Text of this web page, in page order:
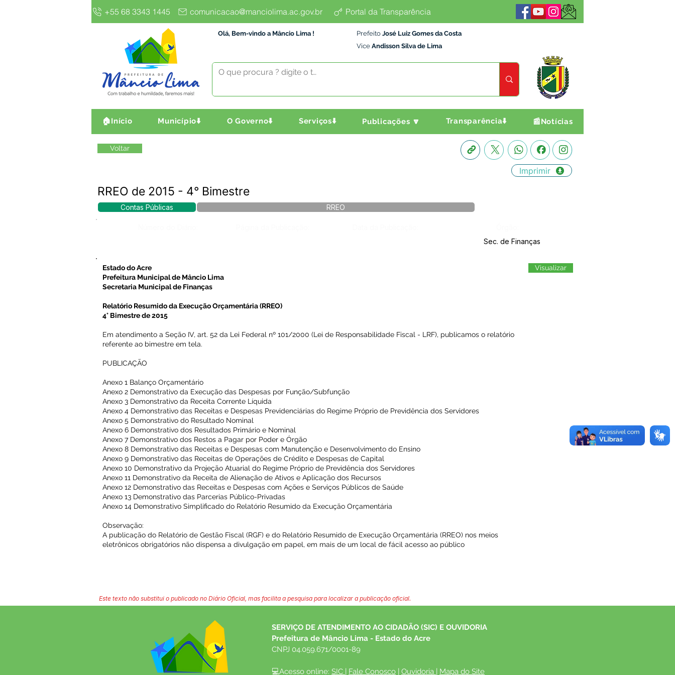
+55 68 3343 1445 comunicacao@manciolima.ac.gov.br Portal da Transparência
Olá, Bem-vindo a Mâncio Lima ! Prefeito José Luiz Gomes da Costa
Vice Andisson Silva de Lima
🏠Início Município⬇️ O Governo⬇️ Serviços⬇️ Publicações 🔽 Transparência⬇️ 📰Notícias
Voltar
Imprimir
RREO de 2015 - 4° Bimestre
Contas Públicas RREO
Sec. de Finanças
Estado do Acre
Prefeitura Municipal de Mâncio Lima
Secretaria Municipal de Finanças
Relatório Resumido da Execução Orçamentária (RREO)
4° Bimestre de 2015
Em atendimento a Seção IV, art. 52 da Lei Federal nº 101/2000 (Lei de Responsabilidade Fiscal - LRF), publicamos o relatório
referente ao bimestre em tela.
PUBLICAÇÃO
Anexo 1 Balanço Orçamentário
Anexo 2 Demonstrativo da Execução das Despesas por Função/Subfunção
Anexo 3 Demonstrativo da Receita Corrente Líquida
Anexo 4 Demonstrativo das Receitas e Despesas Previdenciárias do Regime Próprio de Previdência dos Servidores
Anexo 5 Demonstrativo do Resultado Nominal
Anexo 6 Demonstrativo dos Resultados Primário e Nominal
Anexo 7 Demonstrativo dos Restos a Pagar por Poder e Órgão
Anexo 8 Demonstrativo das Receitas e Despesas com Manutenção e Desenvolvimento do Ensino
Anexo 9 Demonstrativo das Receitas de Operações de Crédito e Despesas de Capital
Anexo 10 Demonstrativo da Projeção Atuarial do Regime Próprio de Previdência dos Servidores
Anexo 11 Demonstrativo da Receita de Alienação de Ativos e Aplicação dos Recursos
Anexo 12 Demonstrativo das Receitas e Despesas com Ações e Serviços Públicos de Saúde
Anexo 13 Demonstrativo das Parcerias Público-Privadas
Anexo 14 Demonstrativo Simplificado do Relatório Resumido da Execução Orçamentária
Observação:
A publicação do Relatório de Gestão Fiscal (RGF) e do Relatório Resumido de Execução Orçamentária (RREO) nos meios
eletrônicos obrigatórios não dispensa a divulgação em papel, em mais de um local de fácil acesso ao público
Visualizar
Este texto não substitui o publicado no Diário Oficial, mas facilita a pesquisa para localizar a publicação oficial.
SERVIÇO DE ATENDIMENTO AO CIDADÃO (SIC) E OUVIDORIA
Prefeitura de Mâncio Lima - Estado do Acre
CNPJ 04.059.671/0001-89
💻Acesso online: SIC | Fale Conosco | Ouvidoria | Mapa do Site